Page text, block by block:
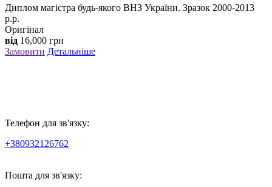
Диплом магістра будь-якого ВНЗ України. Зразок 2000-2013
р.р.
Оригінал
від 16,000 грн
Замовити Детальніше
Телефон для зв'язку:
+380932126762
Пошта для зв'язку: